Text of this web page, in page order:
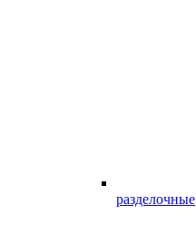
разделочные